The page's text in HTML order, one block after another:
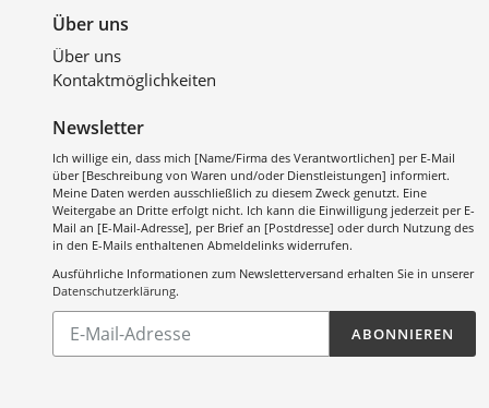
Über uns
Über uns
Kontaktmöglichkeiten
Newsletter
Ich willige ein, dass mich [Name/Firma des Verantwortlichen] per E-Mail
über [Beschreibung von Waren und/oder Dienstleistungen] informiert.
Meine Daten werden ausschließlich zu diesem Zweck genutzt. Eine
Weitergabe an Dritte erfolgt nicht. Ich kann die Einwilligung jederzeit per E-
Mail an [E-Mail-Adresse], per Brief an [Postdresse] oder durch Nutzung des
in den E-Mails enthaltenen Abmeldelinks widerrufen.
Ausführliche Informationen zum Newsletterversand erhalten Sie in unserer
Datenschutzerklärung.
unsere
ABONNIEREN